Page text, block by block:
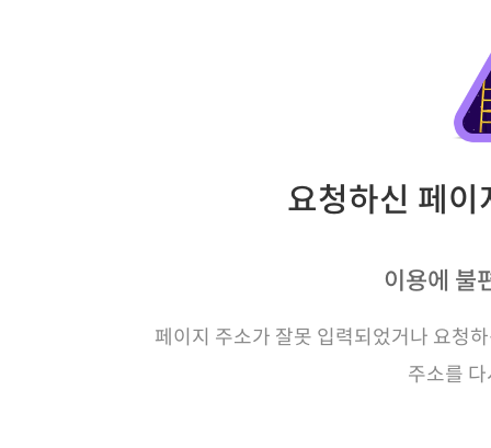
요청하신 페
이용에 불
페이지 주소가 잘못 입력되었거나 요청
주소를